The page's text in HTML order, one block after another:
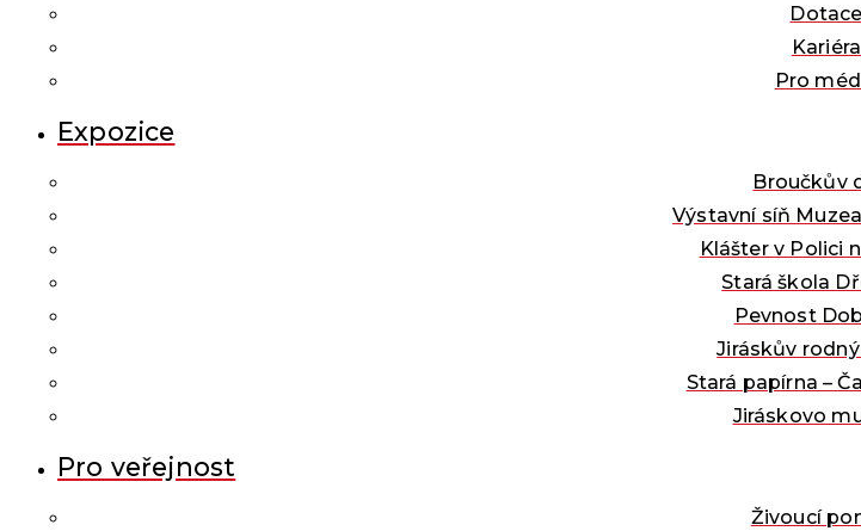
Dotace
Kariéra
Pro
Expozice
Broučkův
Výstavní síň
Klášter v Polici
Stará škola
Pevnost
Jiráskův
Stará papírna –
Jiráskovo
Pro veřejnost
Živoucí